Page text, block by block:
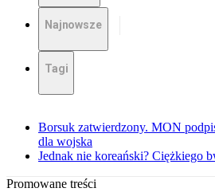
Najnowsze
Tagi
Borsuk zatwierdzony. MON
dla wojska
Jednak nie koreański? Ciężkiego
Promowane treści